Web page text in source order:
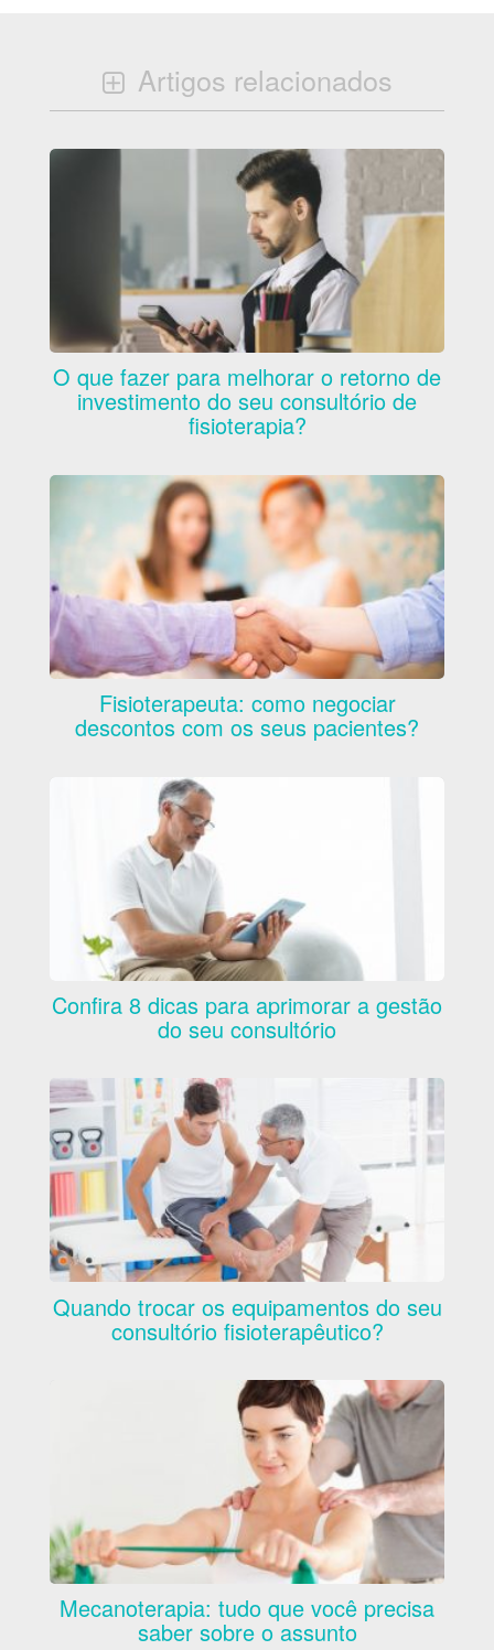
Artigos relacionados
O que fazer para melhorar o retorno de
investimento do seu consultório de
fisioterapia?
Fisioterapeuta: como negociar
descontos com os seus pacientes?
Confira 8 dicas para aprimorar a gestão
do seu consultório
Quando trocar os equipamentos do seu
consultório fisioterapêutico?
Mecanoterapia: tudo que você precisa
saber sobre o assunto